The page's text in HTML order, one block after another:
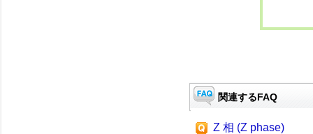
関連するFAQ
Z 相 (Z phase)